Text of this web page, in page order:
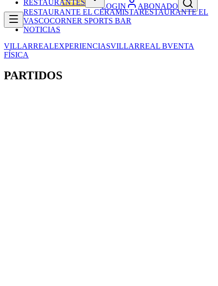
LOGIN ABONADO
RESTAURANTES
RESTAURANTE EL CERAMISTARESTAURANTE EL
VASCOCORNER SPORTS BAR
NOTICIAS
VILLARREALEXPERIENCIASVILLARREAL BVENTA
FÍSICA
PARTIDOS